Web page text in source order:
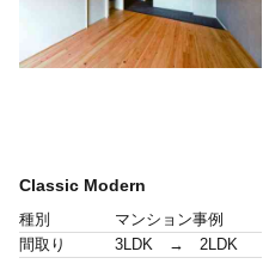
Classic Modern
種別
マンション事例
間取り
3LDK → 2LDK